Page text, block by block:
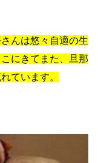
んは悠々自適の生
にきてまた、旦那
ています。